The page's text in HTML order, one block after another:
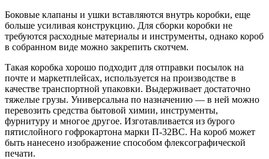
Боковые клапаны и ушки вставляются внутрь коробки, еще
больше усиливая конструкцию. Для сборки коробки не
требуются расходные материалы и инструменты, однако короб
в собранном виде можно закрепить скотчем.
Такая коробка хорошо подходит для отправки посылок на
почте и маркетплейсах, используется на производстве в
качестве транспортной упаковки. Выдерживает достаточно
тяжелые грузы. Универсальна по назначению — в ней можно
перевозить средства бытовой химии, инструменты,
фурнитуру и многое другое. Изготавливается из бурого
пятислойного гофрокартона марки П-32ВС. На короб может
быть нанесено изображение способом флексографической
печати.